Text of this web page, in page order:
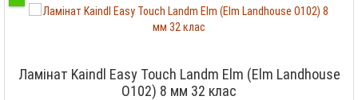
Ламінат Kaindl Easy Touch Landm Elm (Elm Landhouse
O102) 8 мм 32 клас